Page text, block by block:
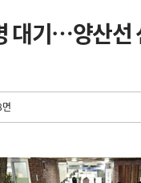
대기…양산선